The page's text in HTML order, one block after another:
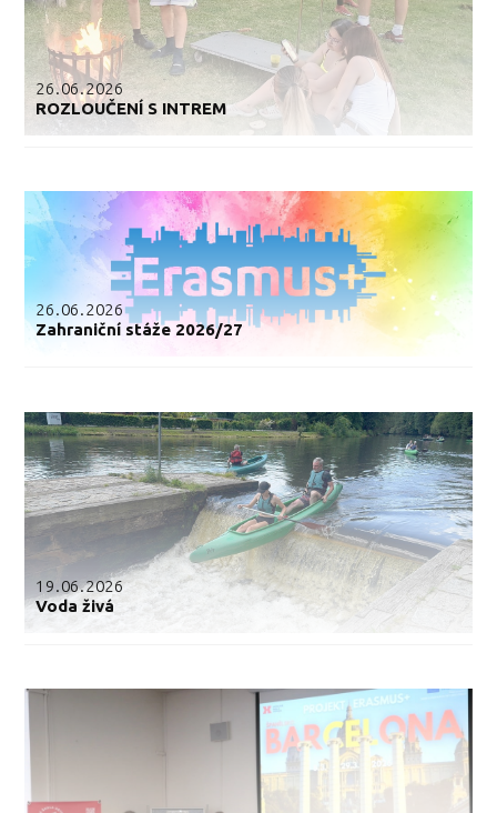
26.06.2026
ROZLOUČENÍ S INTREM
26.06.2026
Zahraniční stáže 2026/27
19.06.2026
Voda živá